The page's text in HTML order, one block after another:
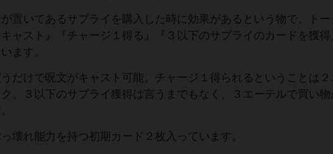
置いてあるサプライを購入した時に効果があるという物で、ト
キャスト』『チャージ１得る』『３以下のサプライのカードを獲
ます。
だけで呪文がキャスト可能。チャージ１得られるということは２
、３以下のサプライ獲得は言うまでもなく、３エーテルで買い物
っ壊れ能力を持つ初期カード２枚入っています。